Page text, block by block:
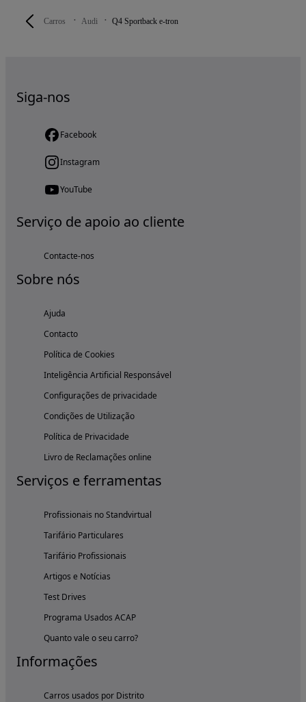
Carros Audi Q4 Sportback e-tron
Siga-nos
Facebook
Instagram
YouTube
Serviço de apoio ao cliente
Contacte-nos
Sobre nós
Ajuda
Contacto
Política de Cookies
Inteligência Artificial Responsável
Configurações de privacidade
Condições de Utilização
Política de Privacidade
Livro de Reclamações online
Serviços e ferramentas
Profissionais no Standvirtual
Tarifário Particulares
Tarifário Profissionais
Artigos e Notícias
Test Drives
Programa Usados ACAP
Quanto vale o seu carro?
Informações
Carros usados por Distrito